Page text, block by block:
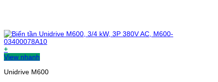
+
View nhanh
Unidrive M600